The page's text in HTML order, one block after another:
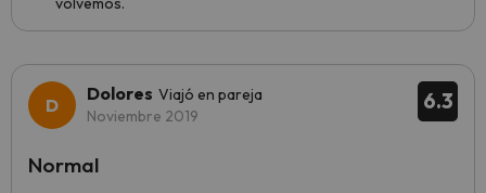
6.3
Dolores Viajó en pareja
Noviembre 2019
Normal